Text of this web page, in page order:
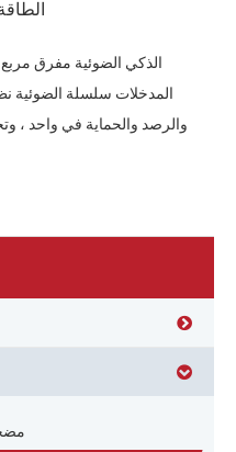
المدخلات سلسلة الضوئية
والرصد والحماية في واحد ،